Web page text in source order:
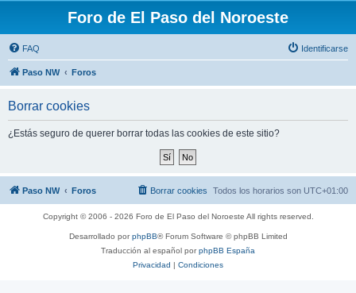
Foro de El Paso del Noroeste
FAQ Identificarse
Paso NW Foros
Borrar cookies
¿Estás seguro de querer borrar todas las cookies de este sitio?
Paso NW Foros Todos los horarios son UTC+01:00
Borrar cookies
Copyright © 2006 - 2026 Foro de El Paso del Noroeste All rights reserved.
Desarrollado porphpBB® Forum Software © phpBB Limited
Traducción al español porphpBB España
Privacidad | Condiciones